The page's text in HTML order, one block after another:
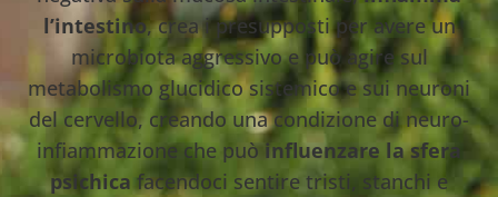
l’intestino, crea i presupposti per avere un
microbiota aggressivo e può agire sul
metabolismo glucidico sistemico e sui neuroni
del cervello, creando una condizione di neuro-
infiammazione che può influenzare la sfera
psichica facendoci sentire tristi, stanchi e